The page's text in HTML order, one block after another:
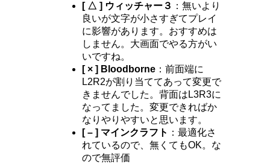
[ △ ] ウィッチャー３ ：無いより
良いが文字が小さすぎてプレイ
に影響があります。おすすめは
しません。大画面でやる方がい
いですね。
[ × ] Bloodborne ：前面端に
L2R2が割り当ててあって変更で
きませんでした。背面はL3R3に
なってました。変更できればか
なりやりやすいと思います。
[ – ] マインクラフト ：最適化さ
れているので、無くてもOK。な
ので無評価